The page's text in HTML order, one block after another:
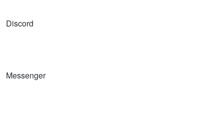
Discord
Messenger